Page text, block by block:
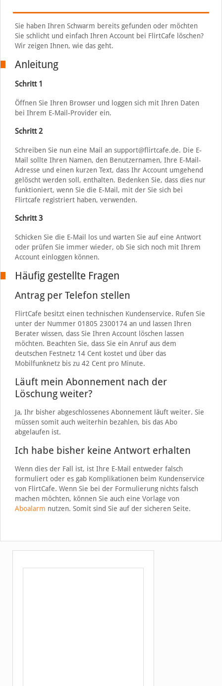
Sie haben Ihren Schwarm bereits gefunden oder möchten
Sie schlicht und einfach Ihren Account bei FlirtCafe löschen?
Wir zeigen Ihnen, wie das geht.
Anleitung
Schritt 1
Öffnen Sie Ihren Browser und loggen sich mit Ihren Daten
bei Ihrem E-Mail-Provider ein.
Schritt 2
Schreiben Sie nun eine Mail an support@flirtcafe.de. Die E-
Mail sollte Ihren Namen, den Benutzernamen, Ihre E-Mail-
Adresse und einen kurzen Text, dass Ihr Account umgehend
gelöscht werden soll, enthalten. Bedenken Sie, dass dies nur
funktioniert, wenn Sie die E-Mail, mit der Sie sich bei
Flirtcafe registriert haben, verwenden.
Schritt 3
Schicken Sie die E-Mail los und warten Sie auf eine Antwort
oder prüfen Sie immer wieder, ob Sie sich noch mit Ihrem
Account einloggen können.
Häufig gestellte Fragen
Antrag per Telefon stellen
FlirtCafe besitzt einen technischen Kundenservice. Rufen Sie
unter der Nummer 01805 2300174 an und lassen Ihren
Berater wissen, dass Sie Ihren Account löschen lassen
möchten. Beachten Sie, dass Sie ein Anruf aus dem
deutschen Festnetz 14 Cent kostet und über das
Mobilfunknetz bis zu 42 Cent pro Minute.
Läuft mein Abonnement nach der
Löschung weiter?
Ja, Ihr bisher abgeschlossenes Abonnement läuft weiter. Sie
müssen somit auch weiterhin bezahlen, bis das Abo
abgelaufen ist.
Ich habe bisher keine Antwort erhalten
Wenn dies der Fall ist, ist Ihre E-Mail entweder falsch
formuliert oder es gab Komplikationen beim Kundenservice
von FlirtCafe. Wenn Sie bei der Formulierung nichts falsch
machen möchten, können Sie auch eine Vorlage von
Aboalarm nutzen. Somit sind Sie auf der sicheren Seite.